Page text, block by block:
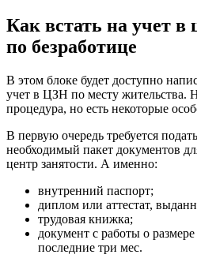
Как встать на учет в
по безработице
В этом блоке будет доступно
учет в ЦЗН по месту жительства.
процедура, но есть некоторые
В первую очередь требуется
необходимый пакет документов
центр занятости. А именно:
внутренний паспорт;
диплом или аттестат,
трудовая книжка;
документ с работы о
последние три мес.